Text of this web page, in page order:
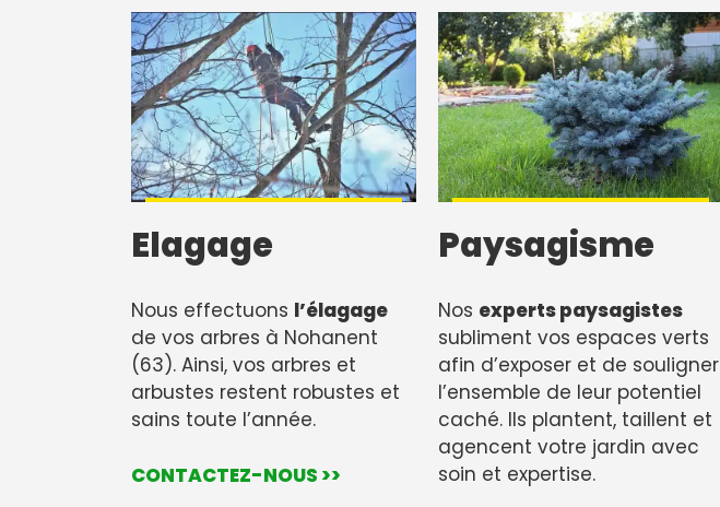
Elagage
Nous effectuons l’élagage
de vos arbres à Nohanent
(63). Ainsi, vos arbres et
arbustes restent robustes et
sains toute l’année.
CONTACTEZ-NOUS >>
Paysagisme
Nos experts paysagistes
subliment vos espaces verts
afin d’exposer et de souligner
l’ensemble de leur potentiel
caché. Ils plantent, taillent et
agencent votre jardin avec
soin et expertise.